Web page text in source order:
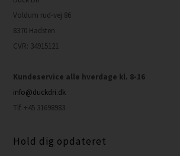
Voldum rud-vej 86
8370 Hadsten
CVR: 34915121
Kundeservice alle hverdage kl. 8-16
info@duckdri.dk
Tlf. +45 31698983
Hold dig opdateret